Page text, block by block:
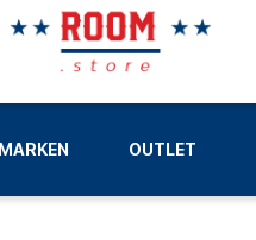
MARKEN
LIGEN
OUTLET